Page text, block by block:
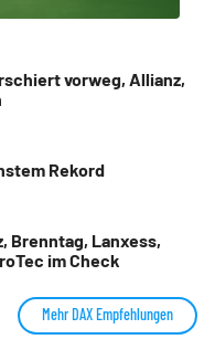
vorweg, Allianz,
Rekord
Brenntag, Lanxess,
im Check
Mehr DAX Empfehlungen